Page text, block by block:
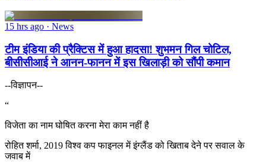
15 hrs ago · News
टीम इंडिया की प्रैक्टिस में हुआ हादसा! शुभमन गिल चोटिल,
बीसीसीआई ने आनन-फानन में इस खिलाड़ी को सौंपी कमान
--विज्ञापन--
“
विजेता का नाम घोषित करना मेरा काम नहीं है
रोहित शर्मा, 2019 विश्व कप फाइनल में इंग्लैंड को खिताब देने पर सवाल के
जवाब में